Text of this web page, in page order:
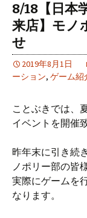
8/18【日本
来店】モノ
せ
2019年8月1日
ーション, ゲーム紹
ことぶきでは、
イベントを開催
昨年末に引き続
ノポリー部の皆
実際にゲームを
なります。